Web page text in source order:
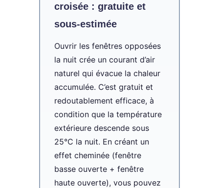
croisée : gratuite et
sous-estimée
Ouvrir les fenêtres opposées
la nuit crée un courant d’air
naturel qui évacue la chaleur
accumulée. C’est gratuit et
redoutablement efficace, à
condition que la température
extérieure descende sous
25°C la nuit. En créant un
effet cheminée (fenêtre
basse ouverte + fenêtre
haute ouverte), vous pouvez